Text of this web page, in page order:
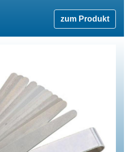
zum Produkt